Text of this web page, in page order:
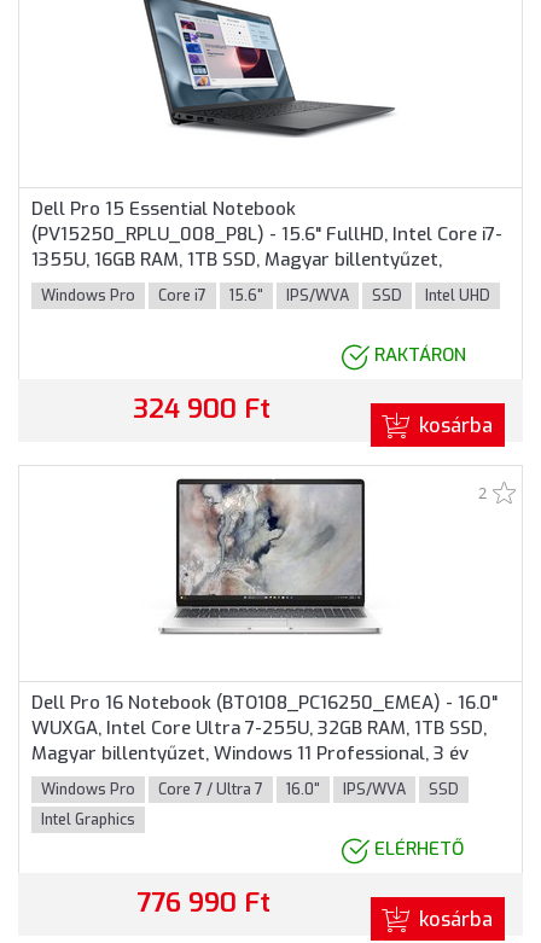
Dell Pro 15 Essential Notebook
(PV15250_RPLU_008_P8L) - 15.6" FullHD, Intel Core i7-
1355U, 16GB RAM, 1TB SSD, Magyar billentyűzet,
Windows 11 Professional, 3 év garancia, Fekete színben
Windows Pro Core i7 15.6" IPS/WVA SSD Intel UHD
RAKTÁRON
324 900 Ft kosárba
2
Dell Pro 16 Notebook (BTO108_PC16250_EMEA) - 16.0"
WUXGA, Intel Core Ultra 7-255U, 32GB RAM, 1TB SSD,
Magyar billentyűzet, Windows 11 Professional, 3 év
garancia, Platinaszürke színben
Windows Pro Core 7 / Ultra 7 16.0" IPS/WVA
SSD
Intel Graphics
ELÉRHETŐ
776 990 Ft kosárba